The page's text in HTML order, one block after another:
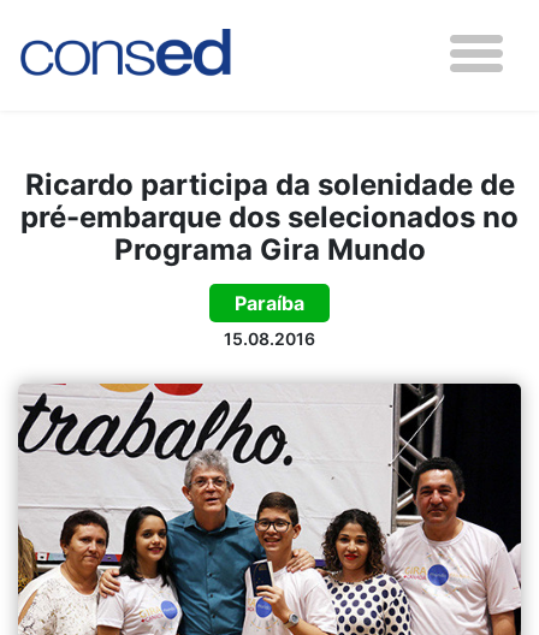
Ricardo participa da solenidade de
pré-embarque dos selecionados no
Programa Gira Mundo
Paraíba
15.08.2016